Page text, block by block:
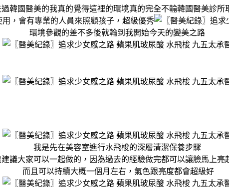
韓國醫美的我真的覺得這裡的環境真的完全不輸韓國醫美診所
，會有專業的人員來照顧孩子，超級優秀
環境參觀的差不多後就輪到我開始今天的變美之路
我是先在美容室進行水飛梭的深層清潔保養步驟
建議大家可以一起做的，因為過去的經驗做完都可以讓臉馬上亮
而且可以持續大概一個月左右，氣色跟亮度都會超級好